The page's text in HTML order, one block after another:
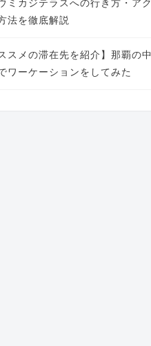
ミカジテラスへの行き方・アク
法を徹底解説
スメの滞在先を紹介】那覇の中
ワーケーションをしてみた